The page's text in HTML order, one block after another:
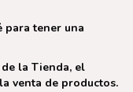
para tener una
la Tienda, el
venta de productos.